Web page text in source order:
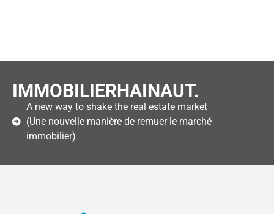
IMMOBILIERHAINAUT.
A new way to shake the real estate market
(Une nouvelle manière de remuer le marché
immobilier)